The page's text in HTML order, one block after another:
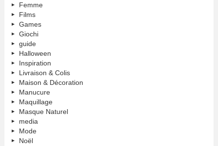
Femme
Films
Games
Giochi
guide
Halloween
Inspiration
Livraison & Colis
Maison & Décoration
Manucure
Maquillage
Masque Naturel
media
Mode
Noël